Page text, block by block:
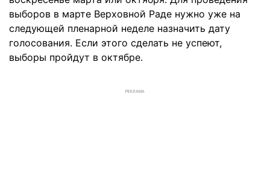
выборов в марте Верховной Раде нужно уже на
следующей пленарной неделе назначить дату
голосования. Если этого сделать не успеют,
выборы пройдут в октябре.
РЕКЛАМА